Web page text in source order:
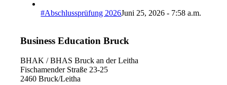
#Abschlussprüfung 2026Juni 25, 2026 - 7:58 a.m.
Business Education Bruck
BHAK / BHAS Bruck an der Leitha
Fischamender Straße 23-25
2460 Bruck/Leitha